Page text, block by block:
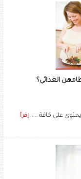
الغذائي؟
على كافة ..... إقرأ